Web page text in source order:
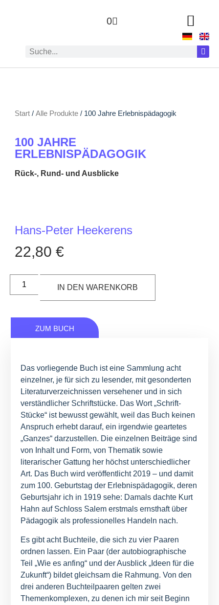
0
Start / Alle Produkte / 100 Jahre Erlebnispädagogik
100 JAHRE
ERLEBNISPÄDAGOGIK
Rück‑, Rund- und Ausblicke
Hans-Peter Heekerens
22,80 €
IN DEN WARENKORB
ZUM BUCH
Das vorliegende Buch ist eine Sammlung acht
einzelner, je für sich zu lesender, mit gesonderten
Literaturverzeichnissen versehener und in sich
verständlicher Schriftstücke. Das Wort „Schrift-
Stücke“ ist bewusst gewählt, weil das Buch keinen
Anspruch erhebt darauf, ein irgendwie geartetes
„Ganzes“ darzustellen. Die einzelnen Beiträge sind
von Inhalt und Form, von Thematik sowie
literarischer Gattung her höchst unterschiedlicher
Art. Das Buch wird veröffentlicht 2019 – und damit
zum 100. Geburtstag der Erlebnispädagogik, deren
Geburtsjahr ich in 1919 sehe: Damals dachte Kurt
Hahn auf Schloss Salem erstmals ernsthaft über
Pädagogik als professionelles Handeln nach.
Es gibt acht Buchteile, die sich zu vier Paaren
ordnen lassen. Ein Paar (der autobiographische
Teil „Wie es anfing“ und der Ausblick „Ideen für die
Zukunft“) bildet gleichsam die Rahmung. Von den
drei anderen Buchteilpaaren gelten zwei
Themenkomplexen, zu denen ich mir seit Beginn